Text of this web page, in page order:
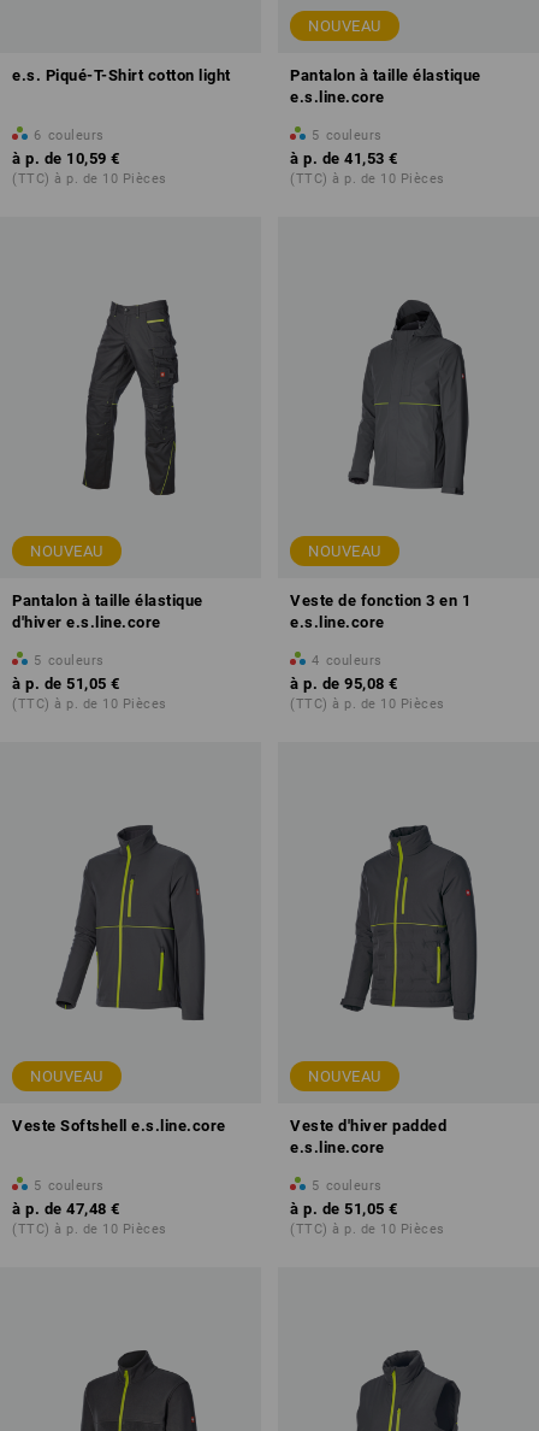
e.s. Piqué-T-Shirt cotton light
6 couleurs
à p. de 10,59 €
(TTC) à p. de 10 Pièces
NOUVEAU
Pantalon à taille élastique
e.s.line.core
5 couleurs
à p. de 41,53 €
(TTC) à p. de 10 Pièces
NOUVEAU
Pantalon à taille élastique
d'hiver e.s.line.core
5 couleurs
à p. de 51,05 €
(TTC) à p. de 10 Pièces
NOUVEAU
Veste de fonction 3 en 1
e.s.line.core
4 couleurs
à p. de 95,08 €
(TTC) à p. de 10 Pièces
NOUVEAU
Veste Softshell e.s.line.core
5 couleurs
à p. de 47,48 €
(TTC) à p. de 10 Pièces
NOUVEAU
Veste d'hiver padded
e.s.line.core
5 couleurs
à p. de 51,05 €
(TTC) à p. de 10 Pièces